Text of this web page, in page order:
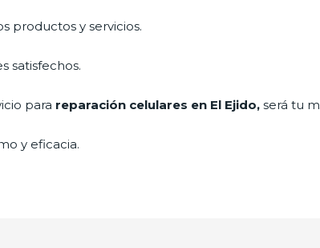
productos y servicios.
satisfechos.
para reparación celulares en El Ejido,será tu
y eficacia.